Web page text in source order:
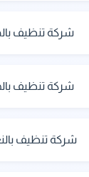
شركة تنظيف
شركة تنظيف
شركة تنظيف